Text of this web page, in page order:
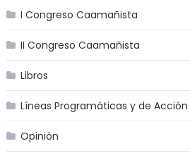
I Congreso Caamañista
II Congreso Caamañista
Libros
Líneas Programáticas y de Acción
Opinión